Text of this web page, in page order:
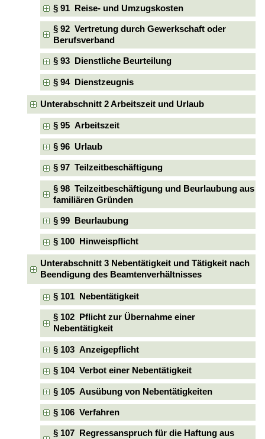
§ 91 Reise- und Umzugskosten
§ 92 Vertretung durch Gewerkschaft oder
Berufsverband
§ 93 Dienstliche Beurteilung
§ 94 Dienstzeugnis
Unterabschnitt 2 Arbeitszeit und Urlaub
§ 95 Arbeitszeit
§ 96 Urlaub
§ 97 Teilzeitbeschäftigung
§ 98 Teilzeitbeschäftigung und Beurlaubung aus
familiären Gründen
§ 99 Beurlaubung
§ 100 Hinweispflicht
Unterabschnitt 3 Nebentätigkeit und Tätigkeit nach
Beendigung des Beamtenverhältnisses
§ 101 Nebentätigkeit
§ 102 Pflicht zur Übernahme einer
Nebentätigkeit
§ 103 Anzeigepflicht
§ 104 Verbot einer Nebentätigkeit
§ 105 Ausübung von Nebentätigkeiten
§ 106 Verfahren
§ 107 Regressanspruch für die Haftung aus